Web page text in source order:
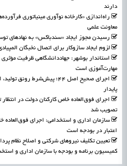
دارند
راه‌اندازی «کارخانه نوآوری مینیاتوری
معاونت علمی
رسیدن مجوز ایجاد «سندباکس» به نهادهای
لزوم ایجاد سازوکار برای اتصال نخبگان
استاندار بوشهر: جهاددانشگاهی ظرفیت
مهارت‌آموزی است
اجرای صحیح اصل ۴۴؛ پیش‌شرط
پایدار
اجرای فوق‌العاده خاص کارکنان دولت در انتظار
تصویب شد
سازمان اداری و استخدامی: اجرای فوق‌العاده
اعتبار در بودجه است
تعیین تکلیف نیروهای شرکتی و اصلاح نظام
کمیسیون برنامه و بودجه با سازمان اداری و